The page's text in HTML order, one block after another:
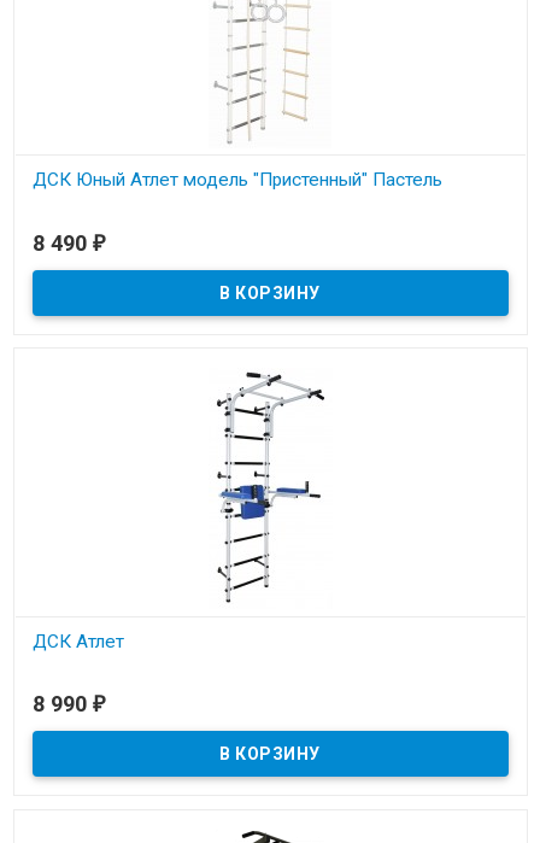
ДСК Юный Атлет модель "Пристенный" Пастель
креплением к стене. Нагрузка до 100кг.
8 490 ₽
ДСК Атлет
взрослых. Максимальная нагрузка - до 120 кг.
8 990 ₽